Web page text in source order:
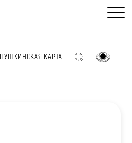
ПУШКИНСКАЯ КАРТА